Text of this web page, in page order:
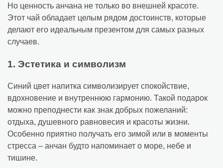
Но ценность анчана не только во внешней красоте.
Этот чай обладает целым рядом достоинств, которые
делают его идеальным презентом для самых разных
случаев.
1. Эстетика и символизм
Синий цвет напитка символизирует спокойствие,
вдохновение и внутреннюю гармонию. Такой подарок
можно преподнести как знак добрых пожеланий:
отдыха, душевного равновесия и красоты жизни.
Особенно приятно получать его зимой или в моменты
стресса – анчан будто напоминает о море, небе и
тишине.